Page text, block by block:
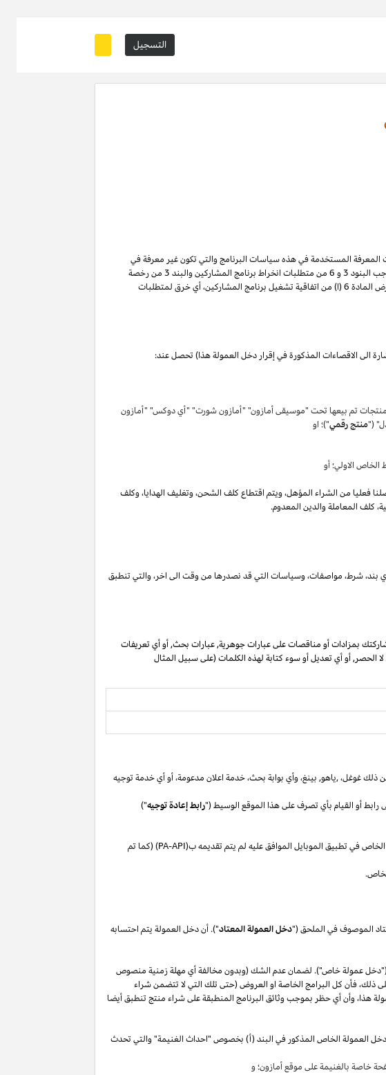
التسجيل
المعرفة المستخدمة في هذه سياسات البرنامج والتي تكون غير معرفة في
البنود 3
و 6
من متطلبات انخراط برنامج المشاركين والبند 3 من رخصة
الملكية الفكرية لبرنامج المشاركين لا تنتهي ولا تنطفئ بانتهاء اتفاقية تشغيل برنامج المشاركين. لتفادي الشك وبدون الحد من غرض المادة 6 (ا) من اتفاقية تشغيل برنامج المشاركين، أي خرق لمتطلبات
الى الاقصاءات المذكورة في إقرار دخل العمولة هذا) تحصل عند:
منتجات تم بيعها تحت "موسيقى أمازون" "أمازون شورت" "أي دوكس" "أمازون
" ("منتج رقمي")؛ او
فعليا من الشراء المؤهل،ويتم اقتطاع كلف الشحن،وتغليف الهدايا،وكلف
، كلف المعاملة والدين المعدوم.
بند،شرط، مواصفات،وسياسات التي قد نصدرها من وقت الى اخر،والتي تنطبق
بمزادات أو مناقصات على عبارات جوهرية, عبارات بحث, أو أي تعريفات
الحصر, أو أي تعديل أو سوء كتابة لهذه الكلمات (على سبيل المثال
ذلكغوغل،,ياهو, بينغ،وأي بوابة بحث،خدمة اعلان مدعومة،أوأي خدمة توجيه
أو القيام بأي تصرف على هذا الموقع الوسيط ("رابط إعادة توجيه")
الخاص في تطبيق الموبايل الموافقعليه لم يتم تقديمه ب(PA-API) (كما تم
الموصوف في الملحق ("دخل العمولة المعتاد"). أن دخل العمولة يتم احتسابه
عمولة خاص"). لضمان عدم الشك (وبدون مخالفة أي مهلة زمنية منصوص
ذلك،فأن كل البرامج الخاصة او العروض (حتى تلك التي لا تتضمن شراء
هذا،وأن أي حظر بموجب وثائق البرنامج المنطبقة على شراء منتج تنطبق أيضا
العمولة الخاص المذكور في البند (أ) بخصوص "احداث الغنيمة" والتي تحدث
خاصة بالغنيمة على موقع أمازون؛ و